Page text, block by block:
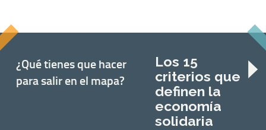
¿Qué tienes que hacer
para salir en el mapa?
Los 15
criterios que
definen la
economía
solidaria